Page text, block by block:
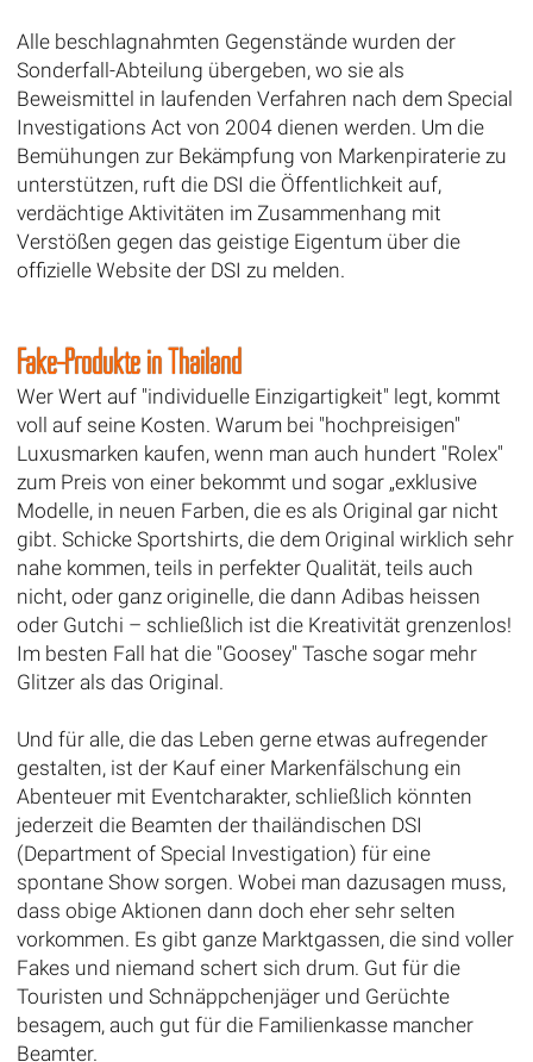
Alle beschlagnahmten Gegenstände wurden der
Sonderfall-Abteilung übergeben, wo sie als
Beweismittel in laufenden Verfahren nach dem Special
Investigations Act von 2004 dienen werden. Um die
Bemühungen zur Bekämpfung von Markenpiraterie zu
unterstützen, ruft die DSI die Öffentlichkeit auf,
verdächtige Aktivitäten im Zusammenhang mit
Verstößen gegen das geistige Eigentum über die
offizielle Website der DSI zu melden.
Fake-Produkte in Thailand
Wer Wert auf "individuelle Einzigartigkeit" legt, kommt
voll auf seine Kosten. Warum bei "hochpreisigen"
Luxusmarken kaufen, wenn man auch hundert "Rolex"
zum Preis von einer bekommt und sogar „exklusive
Modelle, in neuen Farben, die es als Original gar nicht
gibt. Schicke Sportshirts, die dem Original wirklich sehr
nahe kommen, teils in perfekter Qualität, teils auch
nicht, oder ganz originelle, die dann Adibas heissen
oder Gutchi – schließlich ist die Kreativität grenzenlos!
Im besten Fall hat die "Goosey" Tasche sogar mehr
Glitzer als das Original.
Und für alle, die das Leben gerne etwas aufregender
gestalten, ist der Kauf einer Markenfälschung ein
Abenteuer mit Eventcharakter, schließlich könnten
jederzeit die Beamten der thailändischen DSI
(Department of Special Investigation) für eine
spontane Show sorgen. Wobei man dazusagen muss,
dass obige Aktionen dann doch eher sehr selten
vorkommen. Es gibt ganze Marktgassen, die sind voller
Fakes und niemand schert sich drum. Gut für die
Touristen und Schnäppchenjäger und Gerüchte
besagem, auch gut für die Familienkasse mancher
Beamter.